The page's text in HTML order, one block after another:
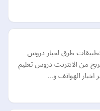
تطبيقات طرق اخبار دروس
من الانترنت دروس تعليم
اخبار الهواتف و…